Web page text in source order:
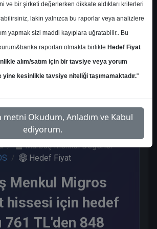
Kurum Sayısı
12
3
Marbaş Menkul Değerler
Hedef Fiyat
Menkul Migros
hissesi için hedef
761 TL'den 848
ve bir şirketi değerlerken dikkate aldıkları kriterleri
lakin yalnızca bu raporlar veya analizlere
yapmak sizi maddi kayıplara uğratabilir.. Bu
raporları olmakla birlikte Hedef Fiyat
alım/satım için bir tavsiye veya yorum
yine kesinlikle tavsiye niteliği taşımamaktadır."
Okudum, Anladım ve Kabul
ediyorum.